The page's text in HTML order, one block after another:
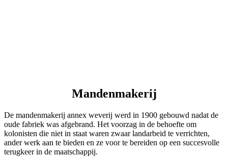
Mandenmakerij
De mandenmakerij annex weverij werd in 1900 gebouwd nadat de
oude fabriek was afgebrand. Het voorzag in de behoefte om
kolonisten die niet in staat waren zwaar landarbeid te verrichten,
ander werk aan te bieden en ze voor te bereiden op een succesvolle
terugkeer in de maatschappij.